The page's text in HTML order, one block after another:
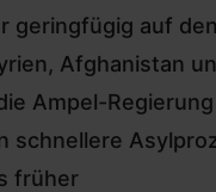
geringfügig auf den
Afghanistan
Ampel-
schnellere
früher